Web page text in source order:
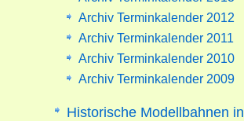
Archiv Terminkalender 2012
Archiv Terminkalender 2011
Archiv Terminkalender 2010
Archiv Terminkalender 2009
Historische Modellbahnen in